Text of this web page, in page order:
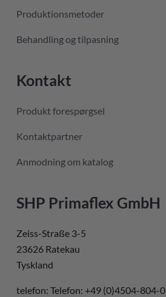
Produktionsmetoder
Behandling og tilpasning
Kontakt
Produkt forespørgsel
Kontaktpartner
Anmodning om katalog
SHP Primaflex GmbH
Zeiss-Straße 3-5
23626 Ratekau
Tyskland
telefon: Telefon: +49 (0)4504-804-0